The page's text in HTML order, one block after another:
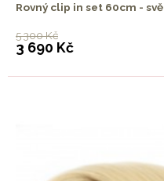
Rovný clip in set 60cm -
5 300 Kč
3 690 Kč